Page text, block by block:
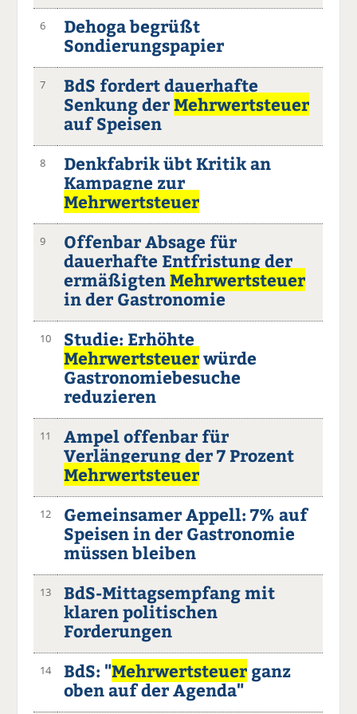
6
Dehoga begrüßt
Sondierungspapier
7
BdS fordert dauerhafte
Senkung derMehrwertsteuer
auf Speisen
8
Denkfabrik übt Kritik an
Kampagne zur
Mehrwertsteuer
9
Offenbar Absage für
dauerhafte Entfristung der
ermäßigtenMehrwertsteuer
in der Gastronomie
10
Studie: Erhöhte
Mehrwertsteuerwürde
Gastronomiebesuche
reduzieren
11
Ampel offenbar für
Verlängerung der 7 Prozent
Mehrwertsteuer
12
Gemeinsamer Appell: 7% auf
Speisen in der Gastronomie
müssen bleiben
13
BdS-Mittagsempfang mit
klaren politischen
Forderungen
14 BdS: "Mehrwertsteuer ganz
oben auf der Agenda"